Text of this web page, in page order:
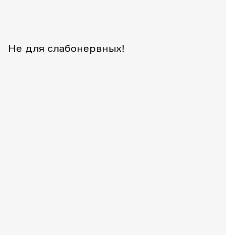
Не для слабонервных!